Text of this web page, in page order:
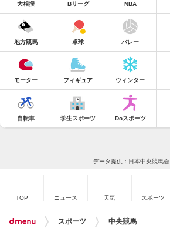
大相撲 Bリーグ NBA
地方競馬 卓球 バレー
モーター フィギュア ウィンター
自転車 学生スポーツ Doスポーツ
データ提供：日本中央競馬会
TOP ニュース 天気 スポーツ
スポーツ 中央競馬